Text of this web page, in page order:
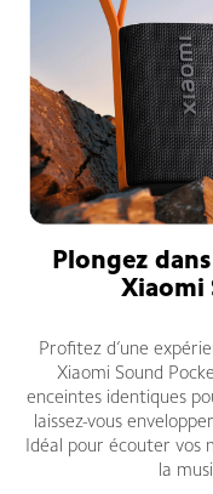
Plongez
Xiaomi
Profitez d’une
Xiaomi Sound
enceintes identiques
laissez-vous
Idéal pour écouter
la